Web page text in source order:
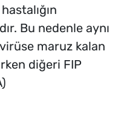
Bu nedenle aynı
maruz kalan
diğeri FIP